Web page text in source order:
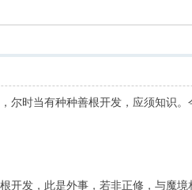
时当有种种善根开发，应须知识。
发，此是外事，若非正修，与魔境